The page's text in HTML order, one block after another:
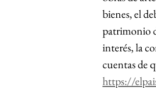
bienes, el
patrimonio
interés, la
cuentas de
https://